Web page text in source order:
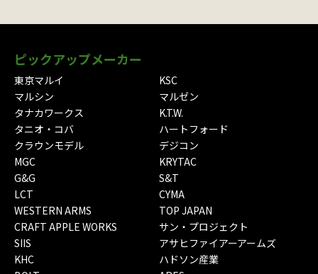
ピックアップメーカー
東京マルイ
KSC
マルシン
マルゼン
タナカワークス
K.T.W.
タニオ・コバ
ハートフォード
クラウンモデル
デジコン
MGC
KRYTAC
G&G
S&T
LCT
CYMA
WESTERN ARMS
TOP JAPAN
CRAFT APPLE WORKS
サン・プロジェクト
SIIS
アサヒファイアーアームズ
KHC
ハドソン産業